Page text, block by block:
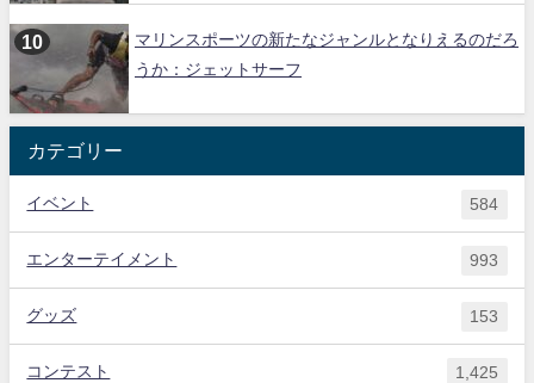
マリンスポーツの新たなジャンルとなりえるのだろ
うか：ジェットサーフ
カテゴリー
イベント 584
エンターテイメント 993
グッズ 153
コンテスト 1,425